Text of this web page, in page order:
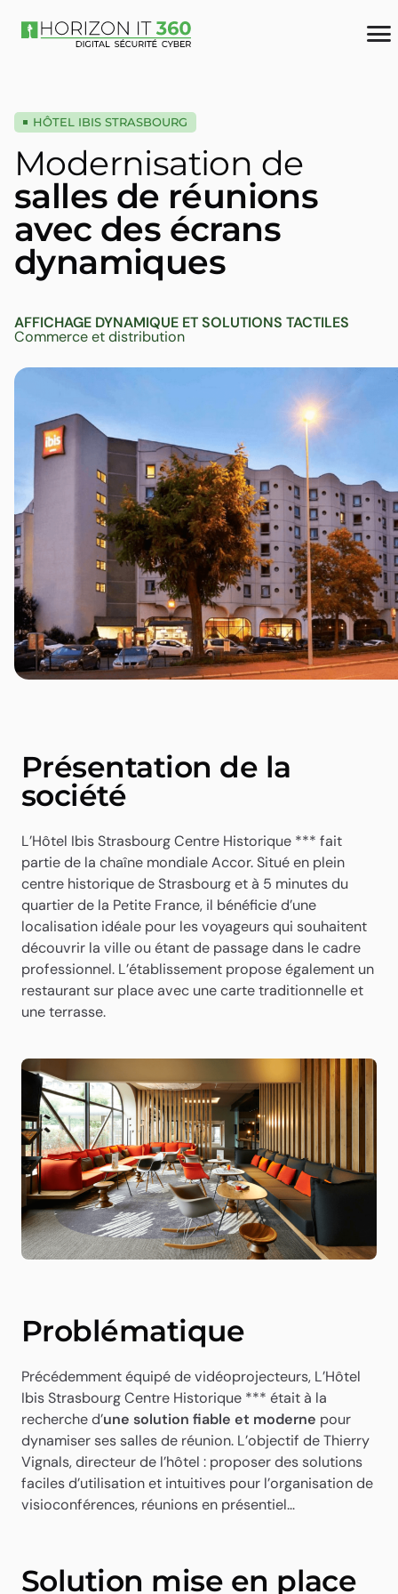
HÔTEL IBIS STRASBOURG
Modernisation de
salles de réunions
avec des écrans
dynamiques
AFFICHAGE DYNAMIQUE ET SOLUTIONS TACTILES
Commerce et distribution
Présentation de la
société
L’Hôtel Ibis Strasbourg Centre Historique *** fait
partie de la chaîne mondiale Accor. Situé en plein
centre historique de Strasbourg et à 5 minutes du
quartier de la Petite France, il bénéficie d’une
localisation idéale pour les voyageurs qui souhaitent
découvrir la ville ou étant de passage dans le cadre
professionnel. L’établissement propose également un
restaurant sur place avec une carte traditionnelle et
une terrasse.
Problématique
Précédemment équipé de vidéoprojecteurs, L’Hôtel
Ibis Strasbourg Centre Historique *** était à la
recherche d’une solution fiable et moderne pour
dynamiser ses salles de réunion. L’objectif de Thierry
Vignals, directeur de l’hôtel : proposer des solutions
faciles d’utilisation et intuitives pour l’organisation de
visioconférences, réunions en présentiel…
Solution mise en place